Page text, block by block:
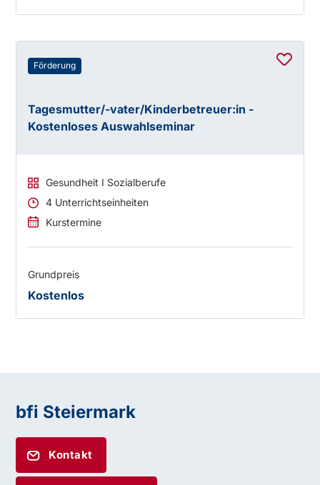
Förderung
Tagesmutter/-vater/Kinderbetreuer:in -
Kostenloses Auswahlseminar
Gesundheit I Sozialberufe
4 Unterrichtseinheiten
Kurstermine
Grundpreis
Kostenlos
bfi Steiermark
Kontakt